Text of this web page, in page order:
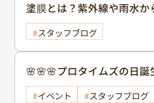
塗膜とは？紫外線や雨水か
に大切なもの
スタッフブログ
🌸🌸🌸プロタイムズの日誕
ペーン🌸🌸🌸
イベント スタッフブログ